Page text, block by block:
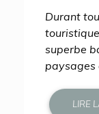
Durant
superbe
paysages
LIRE